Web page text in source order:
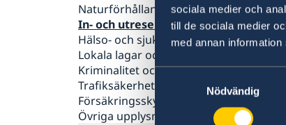
sociala medier och
till de sociala medier
med annan
Nödvändig
Naturförhållanden och katastrofer
In- och utresebestämmelser
Hälso- och sjukvård
Lokala lagar och sedvänjor
Kriminalitet och personlig säkerhet
Trafiksäkerhet
Försäkringsskydd
Övriga upplysningar